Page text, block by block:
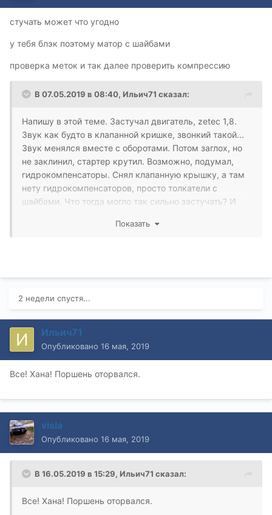
стучать может что угодно
у тебя блэк поэтому матор с шайбами
проверка меток и так далее проверить компрессию
В 07.05.2019 в 08:40, Ильич71 сказал:
Напишу в этой теме. Застучал двигатель, zetec 1,8.
Звук как будто в клапанной кришке, звонкий такой...
Звук менялся вместе с оборотами. Потом заглох, но
не заклинил, стартер крутил. Возможно, подумал,
гидрокомпенсаторы. Снял клапанную крышку, а там
нету гидрокомпенсаторов, просто толкатели с
шайбами. Что тогда могло так сильно застучать? И
Показать
2 недели спустя...
Ильич71
Опубликовано 16 мая, 2019
Все! Хана! Поршень оторвался.
visla
Опубликовано 16 мая, 2019
В 16.05.2019 в 15:29, Ильич71 сказал:
Все! Хана! Поршень оторвался.